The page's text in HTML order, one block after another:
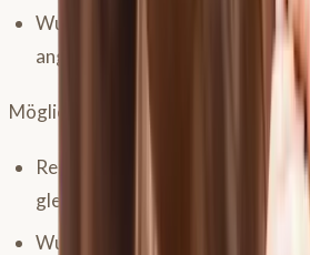
Wurde schon einmal ein
angewendet? Führte das zur
Mögliche Hilfsmittel, die du
Reitertest: Hat das Pferd bei
gleichen Symptome?
Wurde schon einmal ein